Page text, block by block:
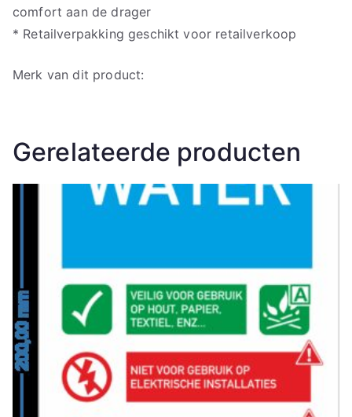
comfort aan de drager
* Retailverpakking geschikt voor retailverkoop
Merk van dit product:
Gerelateerde producten